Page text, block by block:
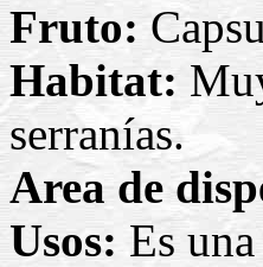
Fruto:
Habitat:
serranías.
Area de
Usos: Es